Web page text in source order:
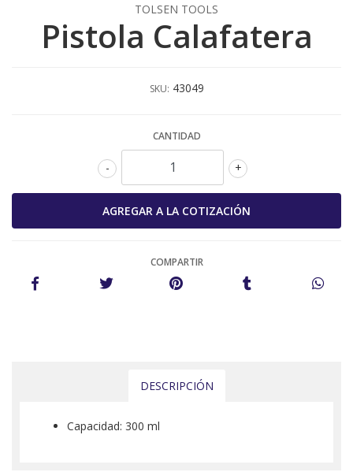
TOLSEN TOOLS
Pistola Calafatera
SKU: 43049
CANTIDAD
+
-
COMPARTIR
DESCRIPCIÓN
Capacidad: 300 ml